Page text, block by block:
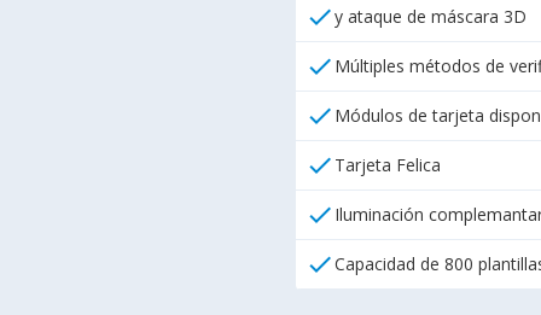
checky ataque de máscara 3D
check Múltiples métodos de
check Módulos de tarjeta
check Tarjeta Felica
check Iluminación
checkCapacidad de 800